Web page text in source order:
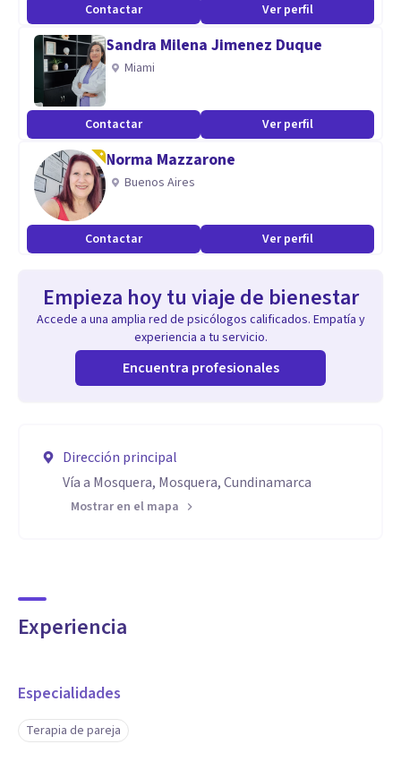
Contactar Ver perfil
Sandra Milena Jimenez Duque
Miami
Contactar Ver perfil
Norma Mazzarone
Buenos Aires
Contactar Ver perfil
Empieza hoy tu viaje de bienestar
Accede a una amplia red de psicólogos calificados. Empatía y
experiencia a tu servicio.
Encuentra profesionales
Dirección principal
Vía a Mosquera, Mosquera, Cundinamarca
Mostrar en el mapa
Experiencia
Especialidades
Terapia de pareja